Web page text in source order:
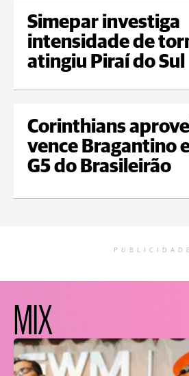
Simepar investiga
intensidade de
atingiu Piraí do Sul
Corinthians
vence Bragantino
G5 do Brasileirão
PUBLICIDADE
MIX